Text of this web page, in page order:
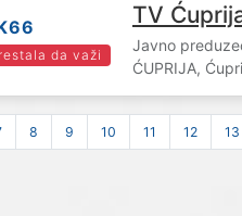
da važi
TV
Javno
ĆUPRIJA,
8 9 10 11 12 13